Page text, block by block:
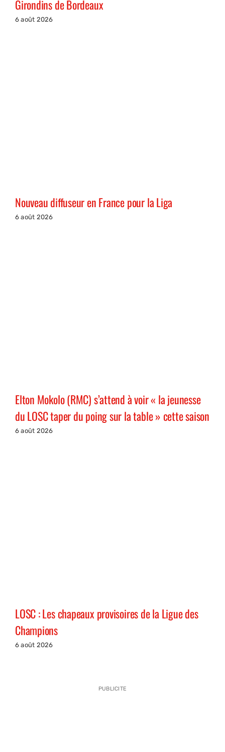
Girondins de Bordeaux
6 août 2026
Nouveau diffuseur en France pour la Liga
6 août 2026
Elton Mokolo (RMC) s’attend à voir « la jeunesse
du LOSC taper du poing sur la table » cette saison
6 août 2026
LOSC : Les chapeaux provisoires de la Ligue des
Champions
6 août 2026
PUBLICITE